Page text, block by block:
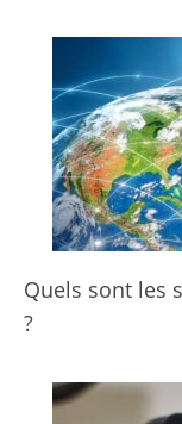
Quels sont les
?